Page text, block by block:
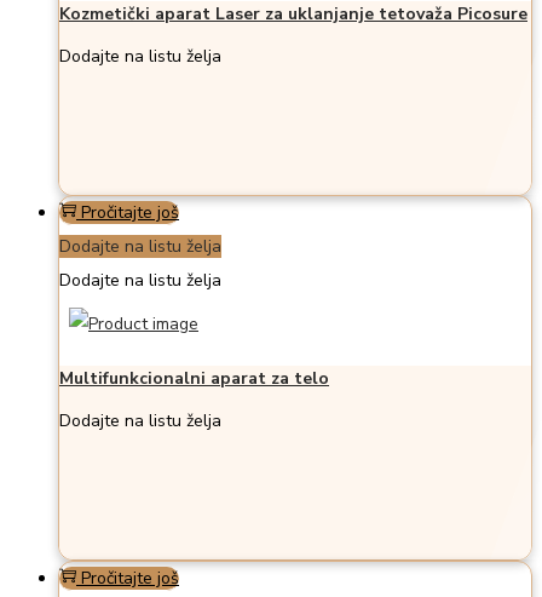
Kozmetički aparat Laser za uklanjanje tetovaža Picosure
Dodajte na listu želja
Pročitajte još
Dodajte na listu želja
Dodajte na listu želja
Multifunkcionalni aparat za telo
Dodajte na listu želja
Pročitajte još